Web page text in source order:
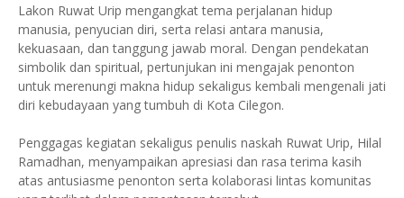
Lakon Ruwat Urip mengangkat tema perjalanan hidup
manusia, penyucian diri, serta relasi antara manusia,
kekuasaan, dan tanggung jawab moral. Dengan pendekatan
simbolik dan spiritual, pertunjukan ini mengajak penonton
untuk merenungi makna hidup sekaligus kembali mengenali jati
diri kebudayaan yang tumbuh di Kota Cilegon.
Penggagas kegiatan sekaligus penulis naskah Ruwat Urip, Hilal
Ramadhan, menyampaikan apresiasi dan rasa terima kasih
atas antusiasme penonton serta kolaborasi lintas komunitas